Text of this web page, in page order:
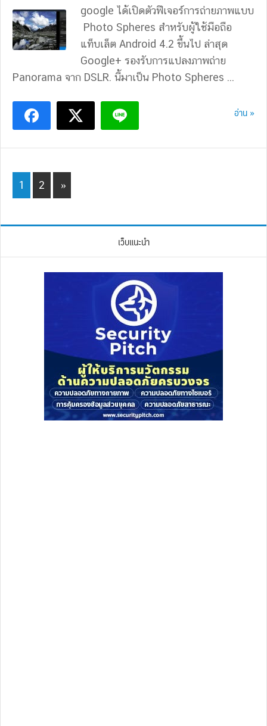
google ได้เปิดตัวฟีเจอร์การถ่ายภาพแบบ
Photo Spheres สำหรับผู้ใช้มือถือ
แท็บเล็ต Android 4.2 ขึ้นไป ล่าสุด
Google+ รองรับการแปลงภาพถ่าย
Panorama จาก DSLR. นี้มาเป็น Photo Spheres ...
อ่าน »
Page
1 Page
2 »
เว็บแนะนำ